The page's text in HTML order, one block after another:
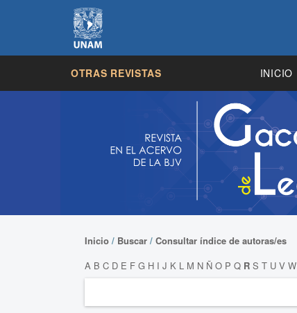
OTRAS REVISTAS INICIO
Inicio / Buscar / Consultar índice de autoras/es
A B C D E F G H I J K L M N Ñ O P Q R S T U V W